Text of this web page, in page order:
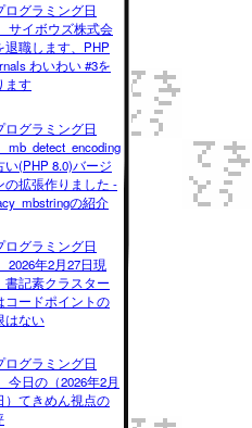
ログラミング日
サイボウズ株式会
退職します、PHP
わいわい #3を
ます
ログラミング日
mb_detect_encoding
い(PHP 8.0)バージ
の拡張作りました -
の紹介
ログラミング日
2026年2月27日現
書記素クラスター
コードポイントの
はない
ログラミング日
今日の（2026年2月
）てきめん視点の